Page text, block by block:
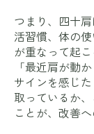
つまり、四十
活習慣、体の
が重なって起
「最近肩が動
サインを感じ
取っているか
ことが、改善